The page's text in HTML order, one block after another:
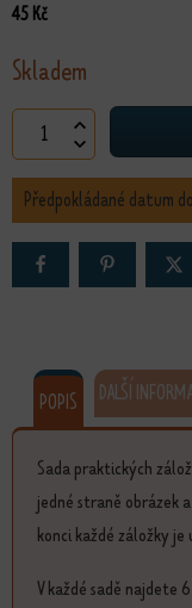
45 Kč
Skladem
Sada záložek 2 množství
Předpokládané datum
POPIS DALŠÍ
Sada praktických
jedné straně obrázek
konci každé záložky
V každé sadě najdete